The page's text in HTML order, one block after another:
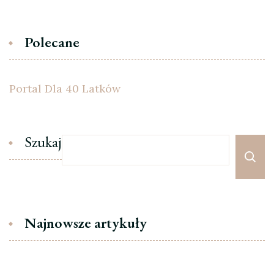
Polecane
Portal Dla 40 Latków
Szukaj
Najnowsze artykuły